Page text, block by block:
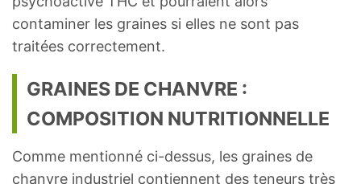
contaminer les graines si elles ne sont pas
traitées correctement.
GRAINES DE CHANVRE :
COMPOSITION NUTRITIONNELLE
Comme mentionné ci-dessus, les graines de
chanvre industriel contiennent des teneurs très